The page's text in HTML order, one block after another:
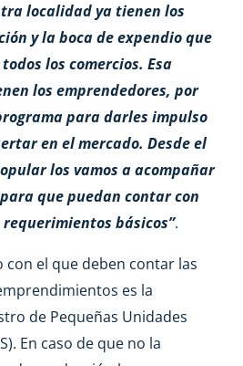
localidad ya tienen los
y la boca de expendio que
los comercios. Esa
los emprendedores, por
para darles impulso
en el mercado. Desde el
los vamos a acompañar
que puedan contar con
básicos”.
el que deben contar las
es la
de Pequeñas Unidades
En caso de que no la